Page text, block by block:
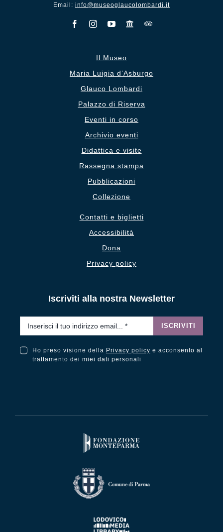
Email: info@museoglaucolombardi.it
Il Museo
Maria Luigia d’Asburgo
Glauco Lombardi
Palazzo di Riserva
Eventi in corso
Archivio eventi
Didattica e visite
Rassegna stampa
Pubblicazioni
Collezione
Contatti e biglietti
Accessibilità
Dona
Privacy policy
Iscriviti alla nostra Newsletter
ISCRIVITI
Ho preso visione della Privacy policy e acconsento al
trattamento dei miei dati personali